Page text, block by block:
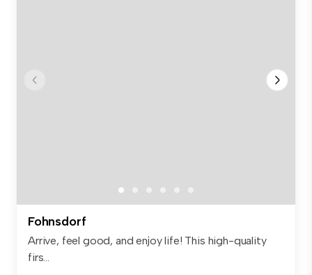
Fohnsdorf
Arrive, feel good, and enjoy life! This high-quality
firs...